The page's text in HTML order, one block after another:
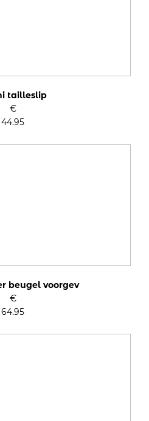
tailleslip
€
44.95
beugel voorgev
€
64.95